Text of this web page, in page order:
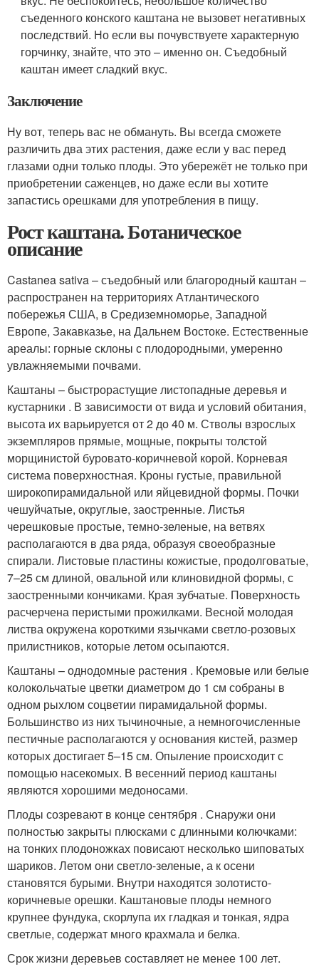
съеденного конского каштана не вызовет негативных
последствий. Но если вы почувствуете характерную
горчинку, знайте, что это – именно он. Съедобный
каштан имеет сладкий вкус.
Заключение
Ну вот, теперь вас не обмануть. Вы всегда сможете
различить два этих растения, даже если у вас перед
глазами одни только плоды. Это убережёт не только при
приобретении саженцев, но даже если вы хотите
запастись орешками для употребления в пищу.
Рост каштана. Ботаническое
описание
Castanea sativa – съедобный или благородный каштан –
распространен на территориях Атлантического
побережья США, в Средиземноморье, Западной
Европе, Закавказье, на Дальнем Востоке. Естественные
ареалы: горные склоны с плодородными, умеренно
увлажняемыми почвами.
Каштаны – быстрорастущие листопадные деревья и
кустарники . В зависимости от вида и условий обитания,
высота их варьируется от 2 до 40 м. Стволы взрослых
экземпляров прямые, мощные, покрыты толстой
морщинистой буровато-коричневой корой. Корневая
система поверхностная. Кроны густые, правильной
широкопирамидальной или яйцевидной формы. Почки
чешуйчатые, округлые, заостренные. Листья
черешковые простые, темно-зеленые, на ветвях
располагаются в два ряда, образуя своеобразные
спирали. Листовые пластины кожистые, продолговатые,
7–25 см длиной, овальной или клиновидной формы, с
заостренными кончиками. Края зубчатые. Поверхность
расчерчена перистыми прожилками. Весной молодая
листва окружена короткими язычками светло-розовых
прилистников, которые летом осыпаются.
Каштаны – однодомные растения . Кремовые или белые
колокольчатые цветки диаметром до 1 см собраны в
одном рыхлом соцветии пирамидальной формы.
Большинство из них тычиночные, а немногочисленные
пестичные располагаются у основания кистей, размер
которых достигает 5–15 см. Опыление происходит с
помощью насекомых. В весенний период каштаны
являются хорошими медоносами.
Плоды созревают в конце сентября . Снаружи они
полностью закрыты плюсками с длинными колючками:
на тонких плодоножках повисают несколько шиповатых
шариков. Летом они светло-зеленые, а к осени
становятся бурыми. Внутри находятся золотисто-
коричневые орешки. Каштановые плоды немного
крупнее фундука, скорлупа их гладкая и тонкая, ядра
светлые, содержат много крахмала и белка.
Срок жизни деревьев составляет не менее 100 лет.